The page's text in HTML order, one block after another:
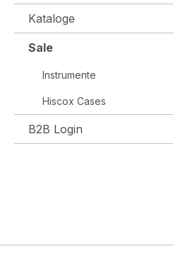
Kataloge
Sale
Instrumente
Hiscox Cases
B2B Login